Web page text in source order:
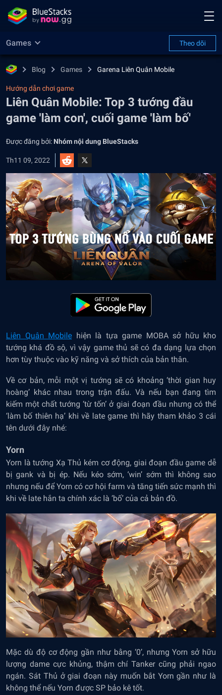
Games Theo dõi
Blog Games Garena Liên Quân Mobile
Hướng dẫn chơi game
Liên Quân Mobile: Top 3 tướng đầu
game 'làm con', cuối game 'làm bố'
Được đăng bởi: Nhóm nội dung BlueStacks
Th11 09, 2022
Liên Quân Mobile hiện là tựa game MOBA sở hữu kho
tướng khá đồ sộ, vì vậy game thủ sẽ có đa dạng lựa chọn
hơn tùy thuộc vào kỹ năng và sở thích của bản thân.
Về cơ bản, mỗi một vị tướng sẽ có khoảng ‘thời gian huy
hoàng’ khác nhau trong trận đấu. Và nếu bạn đang tìm
kiếm một chất tướng ‘từ tốn’ ở giai đoạn đầu nhưng có thể
‘làm bố thiên hạ’ khi về late game thì hãy tham khảo 3 cái
tên dưới đây nhé:
Yorn
Yorn là tướng Xạ Thủ kém cơ động, giai đoạn đầu game dễ
bị gank và bị ép. Nếu kéo sớm, ‘win’ sớm thì không sao
nhưng nếu để Yorn có cơ hội farm và tăng tiến sức mạnh thì
khi về late hắn ta chính xác là ‘bố’ của cả bản đồ.
Mặc dù độ cơ động gần như bằng ‘0’, nhưng Yorn sở hữu
lượng dame cực khủng, thậm chí Tanker cũng phải ngao
ngán. Sát Thủ ở giai đoạn này muốn bắt Yorn gần như là
không thể nếu Yorn được SP bảo kê tốt.